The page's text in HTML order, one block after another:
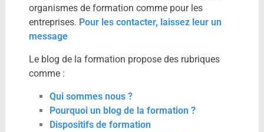
organismes de formation comme pour les
entreprises. Pour les contacter, laissez leur un
message
Le blog de la formation propose des rubriques
comme :
Qui sommes nous ?
Pourquoi un blog de la formation ?
Dispositifs de formation